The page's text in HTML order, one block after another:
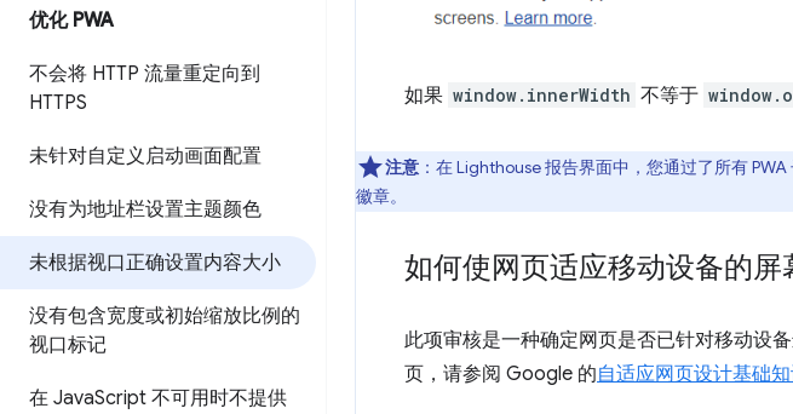
优化 PWA
不会将 HTTP 流量重定向到
HTTPS
未针对自定义启动画面配置
没有为地址栏设置主题颜色
未根据视口正确设置内容大小
没有包含宽度或初始缩放比例的
视口标记
在 JavaScript 不可用时不提供
如果 window.innerWidth 不等于
注意 ：在 Lighthouse 报告界面中，您通过了所有 PWA
徽章。
如何使网页适应移动设备的屏
此项审核是一种确定网页是否已针对移动设
页，请参阅 Google 的自适应网页设计基础